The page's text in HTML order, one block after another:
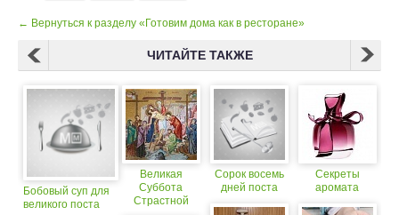
← Вернуться к разделу «Готовим дома как в ресторане»
ЧИТАЙТЕ ТАКЖЕ
Бобовый суп для
великого поста
Великая
Суббота
Страстной
Сорок восемь
дней поста
Секреты
аромата